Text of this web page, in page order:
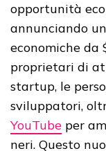
opportunità
annunciando
economiche da
proprietari di
startup, le
sviluppatori,
YouTube per
neri. Questo